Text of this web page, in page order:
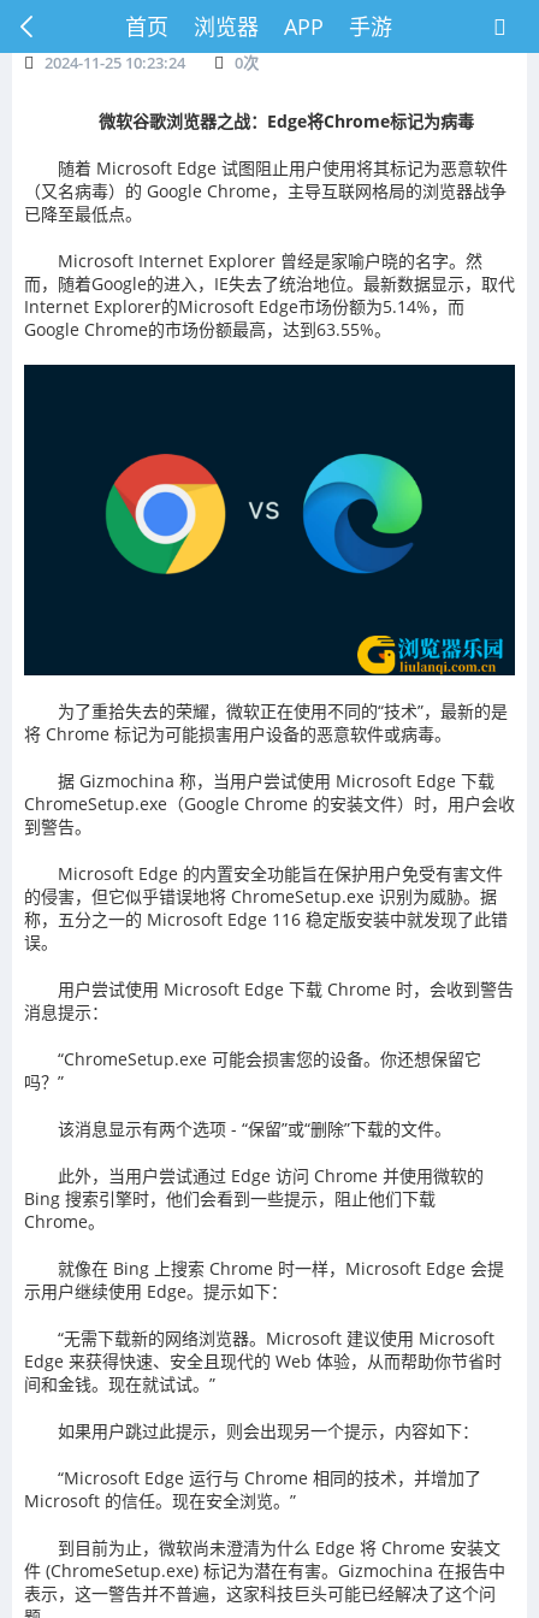
首页 浏览器 APP 手游
2024-11-25 10:23:24 0次
微软谷歌浏览器之战：Edge将Chrome标记为病毒
随着 Microsoft Edge 试图阻止用户使用将其标记为恶意软件
（又名病毒）的 Google Chrome，主导互联网格局的浏览器战争
已降至最低点。
Microsoft Internet Explorer 曾经是家喻户晓的名字。然
而，随着Google的进入，IE失去了统治地位。最新数据显示，取代
Internet Explorer的Microsoft Edge市场份额为5.14%，而
Google Chrome的市场份额最高，达到63.55%。
为了重拾失去的荣耀，微软正在使用不同的“技术”，最新的是
将 Chrome 标记为可能损害用户设备的恶意软件或病毒。
据 Gizmochina 称，当用户尝试使用 Microsoft Edge 下载
ChromeSetup.exe（Google Chrome 的安装文件）时，用户会收
到警告。
Microsoft Edge 的内置安全功能旨在保护用户免受有害文件
的侵害，但它似乎错误地将 ChromeSetup.exe 识别为威胁。据
称，五分之一的 Microsoft Edge 116 稳定版安装中就发现了此错
误。
用户尝试使用 Microsoft Edge 下载 Chrome 时，会收到警告
消息提示：
“ChromeSetup.exe 可能会损害您的设备。你还想保留它
吗？”
该消息显示有两个选项 - “保留”或“删除”下载的文件。
此外，当用户尝试通过 Edge 访问 Chrome 并使用微软的
Bing 搜索引擎时，他们会看到一些提示，阻止他们下载
Chrome。
就像在 Bing 上搜索 Chrome 时一样，Microsoft Edge 会提
示用户继续使用 Edge。提示如下：
“无需下载新的网络浏览器。Microsoft 建议使用 Microsoft
Edge 来获得快速、安全且现代的 Web 体验，从而帮助你节省时
间和金钱。现在就试试。”
如果用户跳过此提示，则会出现另一个提示，内容如下：
“Microsoft Edge 运行与 Chrome 相同的技术，并增加了
Microsoft 的信任。现在安全浏览。”
到目前为止，微软尚未澄清为什么 Edge 将 Chrome 安装文
件 (ChromeSetup.exe) 标记为潜在有害。Gizmochina 在报告中
表示，这一警告并不普遍，这家科技巨头可能已经解决了这个问